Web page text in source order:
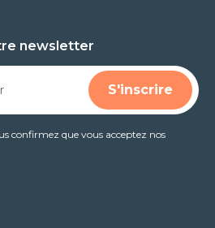
newsletter
confirmez que vous acceptez nos